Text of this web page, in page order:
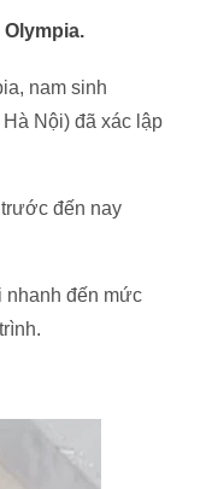
nam sinh
Nội) đã xác lập
đến nay
nhanh đến mức